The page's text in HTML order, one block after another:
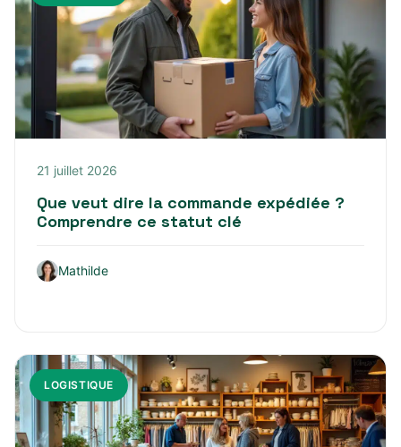
21 juillet 2026
Que veut dire la commande expédiée ?
Comprendre ce statut clé
Mathilde
LOGISTIQUE